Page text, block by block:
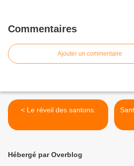
Commentaires
Ajouter un commentaire
< Le réveil des santons.
Hébergé par Overblog